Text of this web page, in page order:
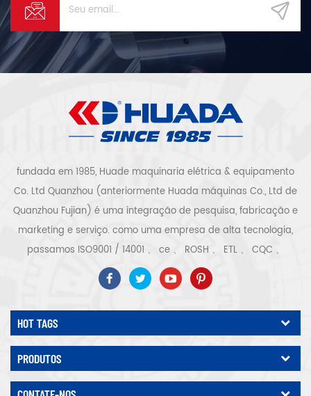
fundada em 1985, Huade maquinaria elétrica & equipamento
Co. Ltd Quanzhou (anteriormente Huada máquinas Co., Ltd de
Quanzhou Fujian) é uma integração de pesquisa, fabricação e
marketing e serviço. como uma empresa de alta tecnologia,
passamos ISO9001 / 14001 、 ce 、 ROSH 、 ETL 、 CQC 、
certificação de qualidade e segurança ccc, certificação
empresarial de alta tecnologia, etc. sistema e equipamento de
compressor de ar inclui tipo de parafuso, tipo centrífugo, sem
óleo, tipo scroll, tipo pistão, secador, filtro, drenador, com linha
de produção completa de compressor de ar, mais do que 300
tipos de compressor de ar para ser especialista da indústria.
HOT TAGS
PRODUTOS